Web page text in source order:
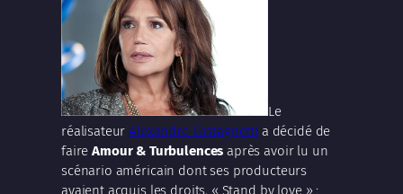
Le
réalisateurAlexandre Castagnetti a décidé de
faireAmour & Turbulences après avoir lu un
scénario américain dont ses producteurs
avaient acquis les droits, « Stand by love » :